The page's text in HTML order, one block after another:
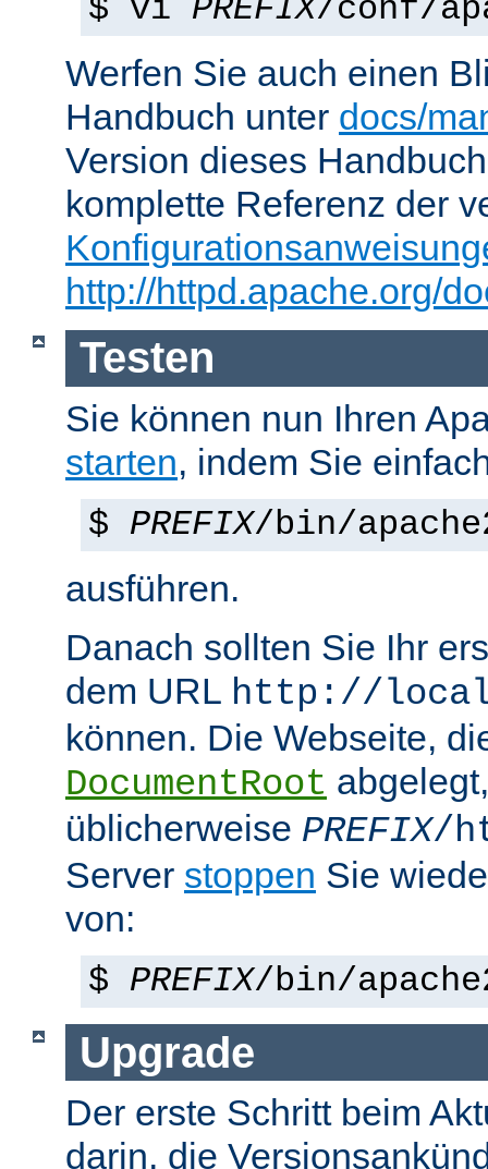
$ vi PREFIX/conf/
Werfen Sie auch einen
Handbuch unter docs/
Version dieses
komplette Referenz der
http://httpd.apache.org/
Testen
Sie können nun Ihren
starten, indem Sie
$ PREFIX/bin/
ausführen.
Danach sollten Sie Ihr
dem URL http://
können. Die Webseite,
DocumentRoot
üblicherweise PREFIX/
Server stoppen Sie
von:
$ PREFIX/bin/
Upgrade
Der erste Schritt beim
darin, die